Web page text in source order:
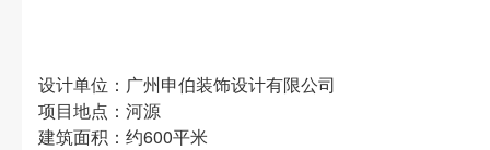
设计单位：广州申伯装饰设计有限公司
项目地点：河源
建筑面积：约600平米